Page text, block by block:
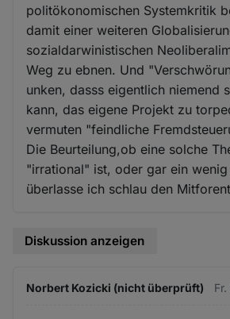
politökonomischen Systemkritik
damit einer weiteren
sozialdarwinistischen
Weg zu ebnen. Und
unken, dasss eigentlich niemend
kann, das eigene Projekt zu
vermuten "feindliche
Die Beurteilung,ob eine solche
"irrational" ist, oder gar ein wenig
überlasse ich schlau den
Diskussion anzeigen
Norbert Kozicki (nicht überprüft)